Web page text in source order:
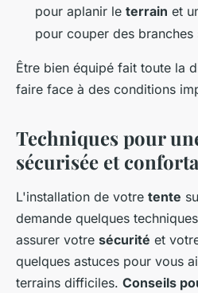
pour aplanir le terrain et
pour couper des branches
Être bien équipé fait toute la
faire face à des conditions
Techniques pour
sécurisée et
L'installation de votre tente
demande quelques
assurer votre sécurité et
quelques astuces pour vous
terrains difficiles. Conseils